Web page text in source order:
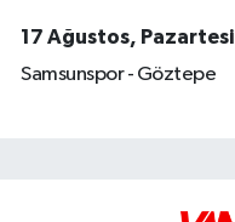
17 Ağustos, Pazartesi
Samsunspor - Göztepe